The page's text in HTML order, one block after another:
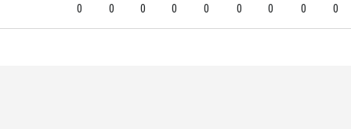
0 0 0 0 0 0 0 0 0